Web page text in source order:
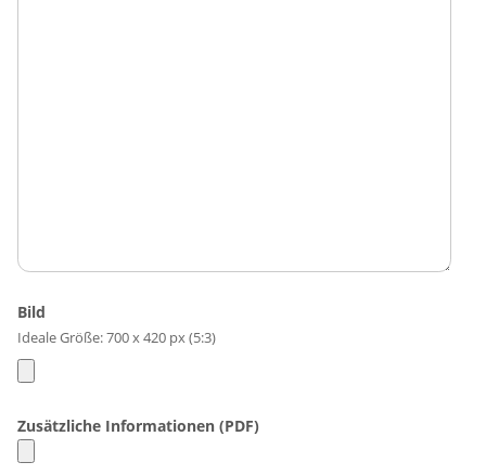
Bild
Ideale Größe: 700 x 420 px (5:3)
Zusätzliche Informationen (PDF)